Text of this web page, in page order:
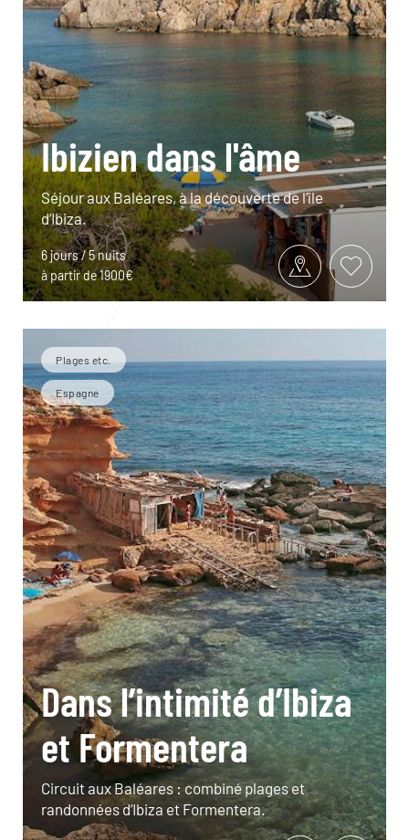
Ibizien dans l'âme
Séjour aux Baléares, à la découverte de l’île
d’Ibiza.
6 jours / 5 nuits
à partir de 1900€
Plages etc.
Espagne
Dans l’intimité d’Ibiza
et Formentera
Circuit aux Baléares : combiné plages et
randonnées d’Ibiza et Formentera.